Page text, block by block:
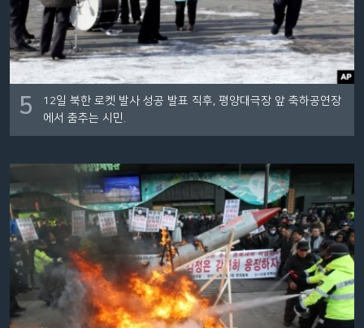
5
12일 북한 로켓 발사 성공 발표 직후, 평양대극장 앞 축하공연장
에서 춤추는 시민.